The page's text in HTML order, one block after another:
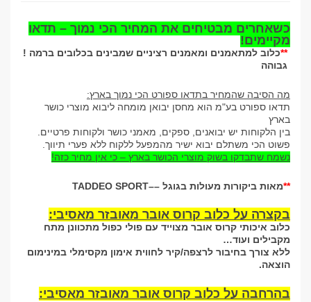
כשאחרים מבטיחים את המחיר הכי נמוך – תדאו
מקיימים!
**
! כלוב למתאמנים ומאמנים רציניים שמבינים בכלובים ברמה
מה הסיבה שהמחיר בתדאו ספורט הכי נמוך בארץ:
תדאו ספורט בע"מ הוא מחסן יבואן מומחה ליבוא מוצרי כושר
בארץ
בין הלקוחות יש יבואנים, ספקים, מאמני כושר ולקוחות פרטיים
פשוט הכי משתלם יבוא ישיר מהמפעל ללקוח ללא פערי תיווך
נשמח שתבדקו בשוק מוצרי הכושר בארץ – כי אין מחיר כזה!
**מאות ביקורות מעולות בגוגל–
–
TADDEO SPORT
בקצרה על כלוב קרוס אובר מאובזר מאסיבי:
כלוב איכותי קרוס אובר מצוייד עם פולי כפול מתכוונן מתח
מקבילים ועוד…
ללא צורך בחיבור לרצפה/קיר לחווית אימון מקסימלי במינימום
הוצאה.
בהרחבה על כלוב קרוס אובר מאובזר מאסיבי: